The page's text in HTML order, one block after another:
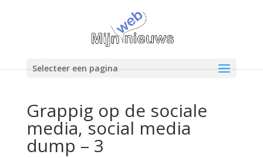
Selecteer een pagina
Grappig op de sociale
media, social media
dump – 3